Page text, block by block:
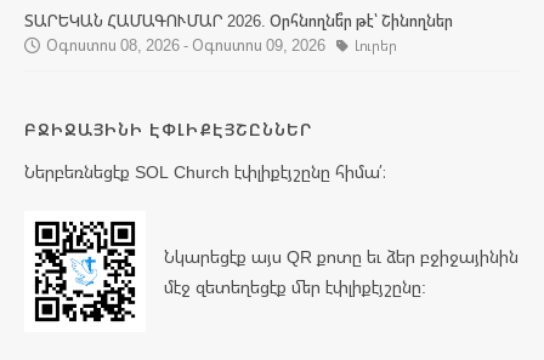
ՏԱՐԵԿԱՆ ՀԱՄԱԳՈՒՄԱՐ 2026. Օրհնողնե՞ր թէ՝ Շինողներ
Օգոստոս 08, 2026 - Օգոստոս 09, 2026
Լուրեր
ԲՋԻՋԱՅԻՆԻ ԷՓԼԻՔԷՅՇԸՆՆԵՐ
Ներբեռնեցէք SOL Church էփլիքէյշընը հիմա՛։
Նկարեցէք այս QR քոտը եւ ձեր բջիջայինին
մէջ զետեղեցէք մեր էփլիքէյշընը: